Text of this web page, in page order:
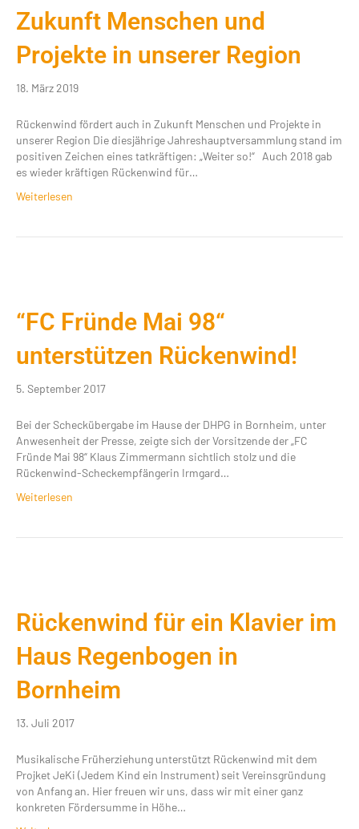
Zukunft Menschen und
Projekte in unserer Region
18. März 2019
Rückenwind fördert auch in Zukunft Menschen und Projekte in
unserer Region Die diesjährige Jahreshauptversammlung stand im
positiven Zeichen eines tatkräftigen: „Weiter so!“ Auch 2018 gab
es wieder kräftigen Rückenwind für…
Weiterlesen
“FC Fründe Mai 98“
unterstützen Rückenwind!
5. September 2017
Bei der Scheckübergabe im Hause der DHPG in Bornheim, unter
Anwesenheit der Presse, zeigte sich der Vorsitzende der „FC
Fründe Mai 98“ Klaus Zimmermann sichtlich stolz und die
Rückenwind-Scheckempfängerin Irmgard…
Weiterlesen
Rückenwind für ein Klavier im
Haus Regenbogen in
Bornheim
13. Juli 2017
Musikalische Früherziehung unterstützt Rückenwind mit dem
Projket JeKi (Jedem Kind ein Instrument) seit Vereinsgründung
von Anfang an. Hier freuen wir uns, dass wir mit einer ganz
konkreten Fördersumme in Höhe…